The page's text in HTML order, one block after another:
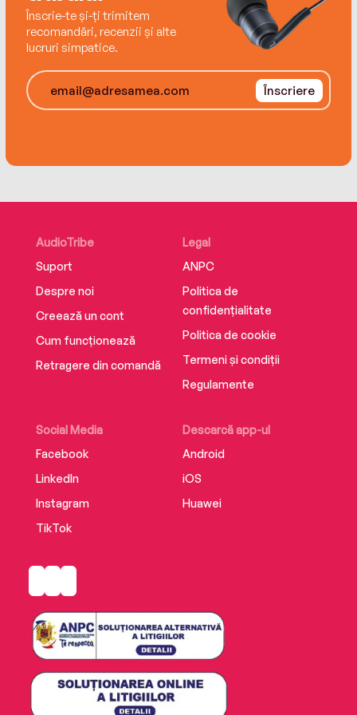
Înscrie-te și-ți trimitem
recomandări, recenzii și alte
lucruri simpatice.
Înscriere
AudioTribe
Suport
Despre noi
Creează un cont
Cum funcționează
Retragere din comandă
Social Media
Facebook
LinkedIn
Instagram
TikTok
Descarcă app-ul
Android
iOS
Huawei
Legal
ANPC
Politica de
confidențialitate
Politica de cookie
Termeni și condiții
Regulamente